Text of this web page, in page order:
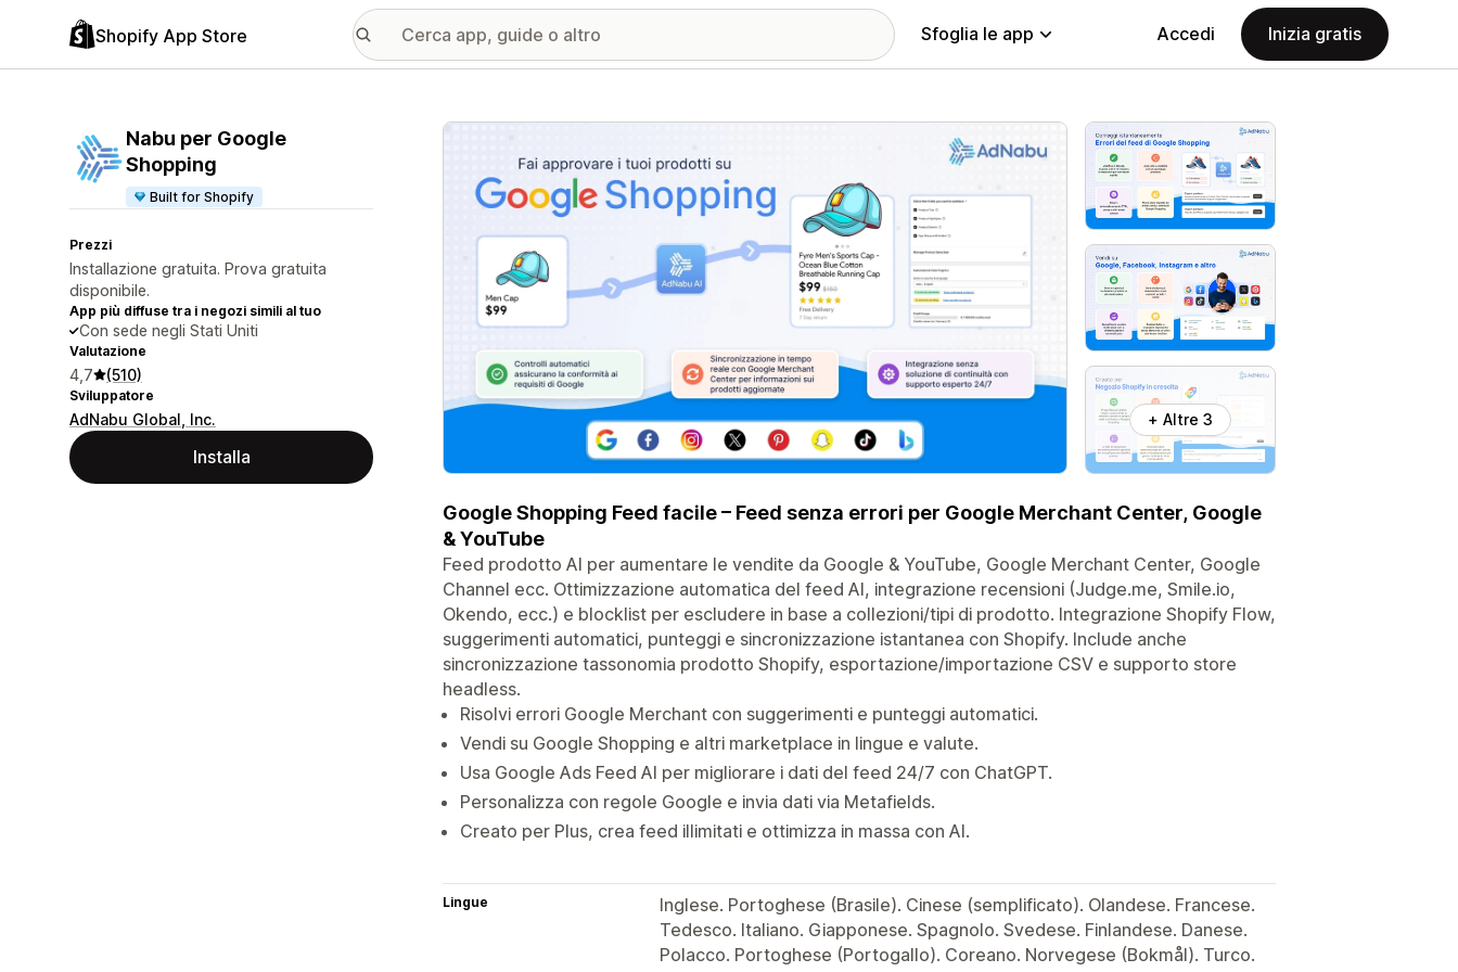
Shopify App Store Sfoglia le app Accedi Inizia gratis
Nabu per Google
Shopping
Built for Shopify
Prezzi
Installazione gratuita. Prova gratuita
disponibile.
App più diffuse tra i negozi simili al tuo
Con sede negli Stati Uniti
Valutazione
4,7 (510)
Sviluppatore
AdNabu Global, Inc.
Installa
Galleria immagini in evidenza
+ Altre 3
Google Shopping Feed facile – Feed senza errori per Google Merchant Center, Google
& YouTube
Feed prodotto AI per aumentare le vendite da Google & YouTube, Google Merchant Center, Google
Channel ecc. Ottimizzazione automatica del feed AI, integrazione recensioni (Judge.me, Smile.io,
Okendo, ecc.) e blocklist per escludere in base a collezioni/tipi di prodotto. Integrazione Shopify Flow,
suggerimenti automatici, punteggi e sincronizzazione istantanea con Shopify. Include anche
sincronizzazione tassonomia prodotto Shopify, esportazione/importazione CSV e supporto store
headless.
Risolvi errori Google Merchant con suggerimenti e punteggi automatici.
Vendi su Google Shopping e altri marketplace in lingue e valute.
Usa Google Ads Feed AI per migliorare i dati del feed 24/7 con ChatGPT.
Personalizza con regole Google e invia dati via Metafields.
Creato per Plus, crea feed illimitati e ottimizza in massa con AI.
Lingue
Inglese. Portoghese (Brasile). Cinese (semplificato). Olandese. Francese.
Tedesco. Italiano. Giapponese. Spagnolo. Svedese. Finlandese. Danese.
Polacco. Portoghese (Portogallo). Coreano. Norvegese (Bokmål). Turco.